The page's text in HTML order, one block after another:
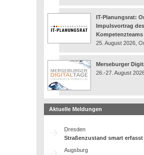
IT-Planungsrat:
Impulsvortrag des
Kompetenzteams
25. August 2026,
Merseburger
26.-27. August
Aktuelle Meldungen
Dresden
Straßenzustand smart erfasst
Augsburg